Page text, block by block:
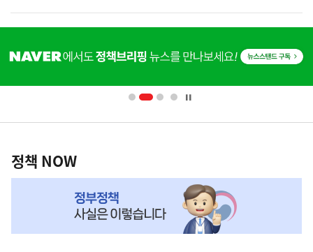
단
배
영
책
NOW,
정책 NOW